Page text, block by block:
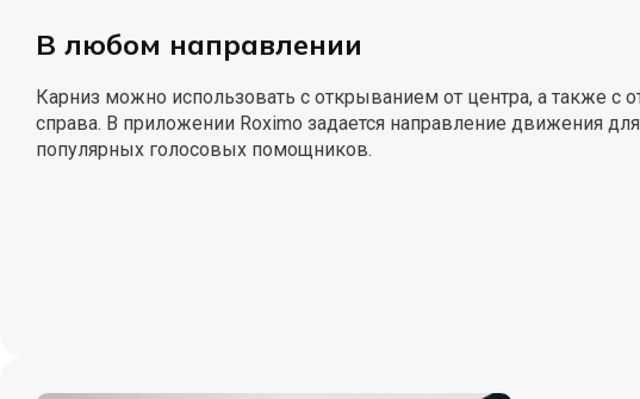
В любом направлении
Карниз можно использовать с открыванием от центра, а также с
справа. В приложении Roximo задается направление движения
популярных голосовых помощников.